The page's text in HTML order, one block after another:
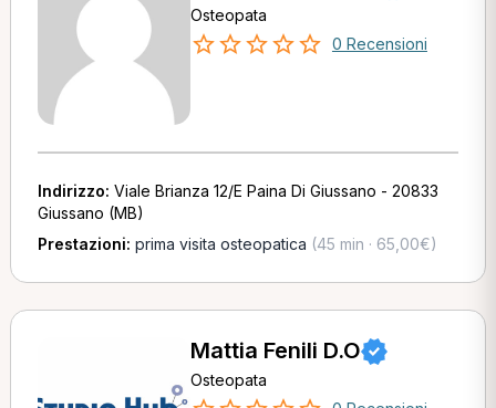
Osteopata
0 Recensioni
Indirizzo: Viale Brianza 12/E Paina Di Giussano - 20833
Giussano (MB)
Prestazioni: prima visita osteopatica (45 min · 65,00€)
Mattia Fenili D.O
Osteopata